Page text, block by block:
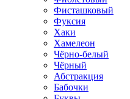
Фисташковый
Фуксия
Хаки
Хамелеон
Чёрно-белый
Чёрный
Абстракция
Бабочки